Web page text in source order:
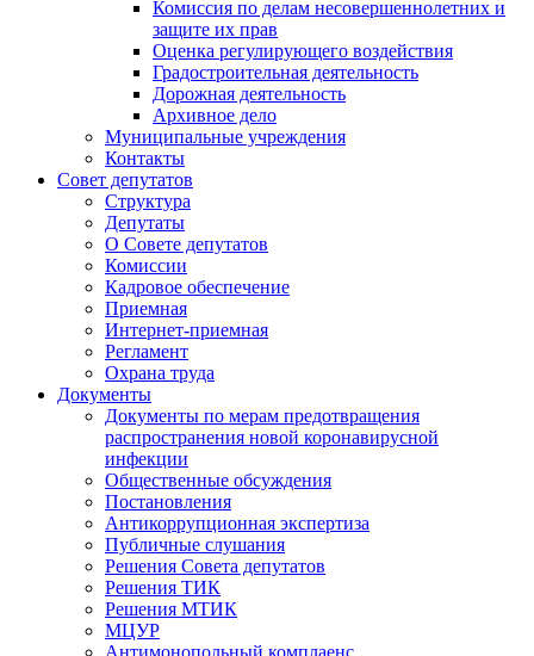
Комиссия по делам несовершеннолетних и
защите их прав
Оценка регулирующего воздействия
Градостроительная деятельность
Дорожная деятельность
Архивное дело
Муниципальные учреждения
Контакты
Совет депутатов
Структура
Депутаты
О Совете депутатов
Комиссии
Кадровое обеспечение
Приемная
Интернет-приемная
Регламент
Охрана труда
Документы
Документы по мерам предотвращения
распространения новой коронавирусной
инфекции
Общественные обсуждения
Постановления
Антикоррупционная экспертиза
Публичные слушания
Решения Совета депутатов
Решения ТИК
Решения МТИК
МЦУР
Антимонопольный комплаенс